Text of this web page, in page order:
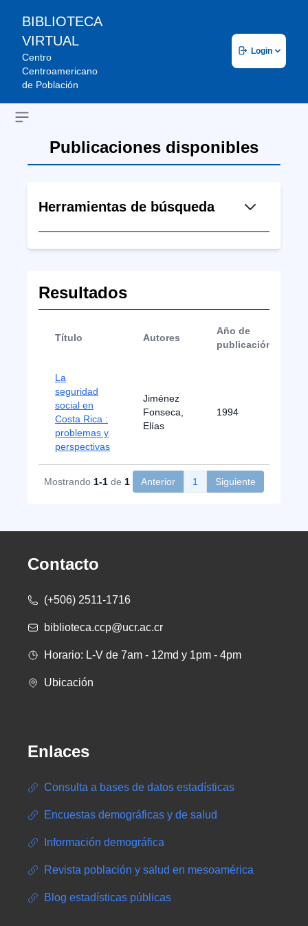
BIBLIOTECA
VIRTUAL
Centro
Centroamericano
de Población
Login
Open sidebar
Publicaciones disponibles
Herramientas de búsqueda
Resultados
Título Autores
Año de
publicación
La
seguridad
social en
Costa Rica :
problemas y
perspectivas
Jiménez
Fonseca,
Elías
1994
Mostrando 1-1 de 1 Anterior 1 Siguiente
Contacto
(+506) 2511-1716
biblioteca.ccp@ucr.ac.cr
Horario: L-V de 7am - 12md y 1pm - 4pm
Ubicación
Enlaces
Consulta a bases de datos estadísticas
Encuestas demográficas y de salud
Información demográfica
Revista población y salud en mesoamérica
Blog estadísticas públicas